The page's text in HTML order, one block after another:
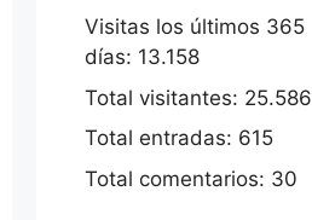
Visitas los últimos 365
días: 13.158
Total visitantes: 25.586
Total entradas: 615
Total comentarios: 30